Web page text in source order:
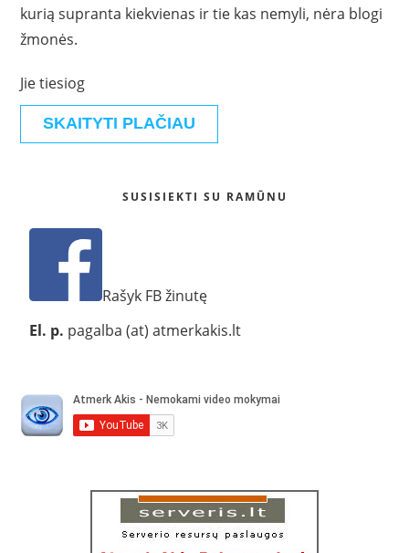
kurią supranta kiekvienas ir tie kas nemyli, nėra blogi
žmonės.
Jie tiesiog
SKAITYTI PLAČIAU
SUSISIEKTI SU RAMŪNU
Rašyk FB žinutę
El. p. pagalba (at) atmerkakis.lt